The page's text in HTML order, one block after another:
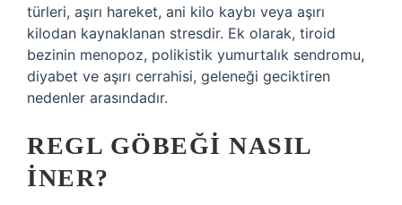
türleri, aşırı hareket, ani kilo kaybı veya aşırı
kilodan kaynaklanan stresdir. Ek olarak, tiroid
bezinin menopoz, polikistik yumurtalık sendromu,
diyabet ve aşırı cerrahisi, geleneği geciktiren
nedenler arasındadır.
REGL GÖBEĞI NASIL
INER?